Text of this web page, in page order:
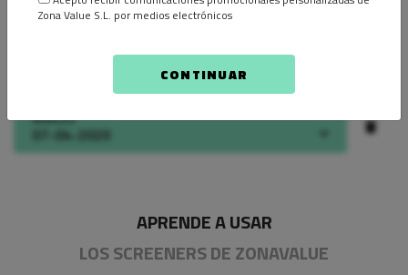
Ibex35
07-04-2020
APRENDE A USAR
LOS SCREENERS DE ZONAVALUE
Zona Value S.L. por medios electrónicos
CONTINUAR